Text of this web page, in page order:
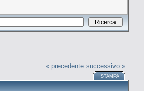
« precedente successivo »
STAMPA